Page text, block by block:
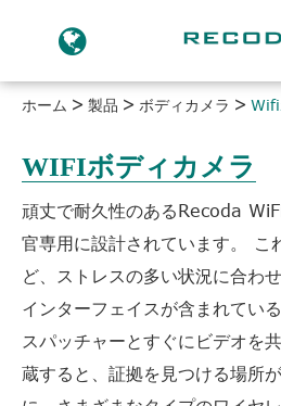
ホーム 製品 ボディカメラ Wifi
WIFIボディカメラ
頑丈で耐久性のあるRecoda
官専用に設計されています。 こ
ど、ストレスの多い状況に合わ
インターフェイスが含まれてい
スパッチャーとすぐにビデオを
蔵すると、証拠を見つける場所